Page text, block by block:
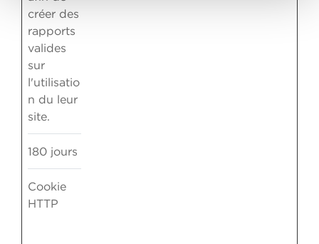
créer des
rapports
valides
sur
l'utilisatio
n du leur
site.
180 jours
Cookie
HTTP